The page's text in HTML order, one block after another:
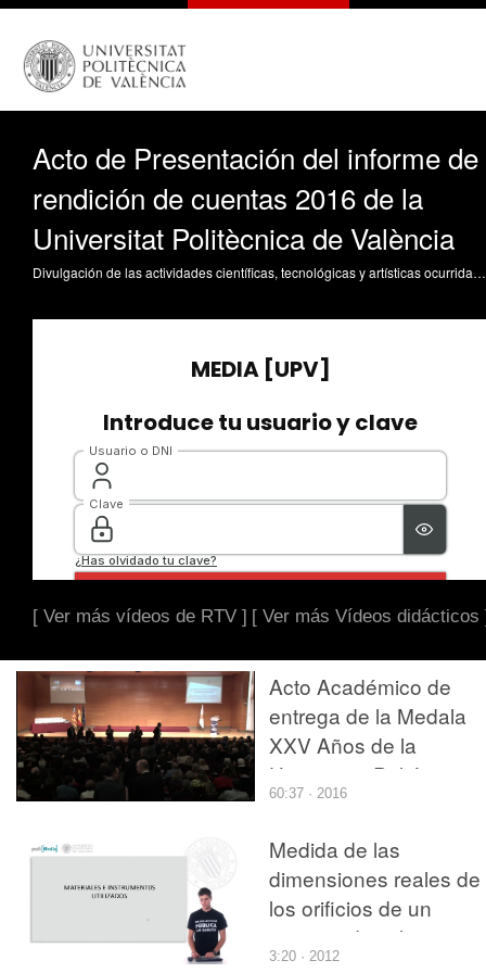
Acto de Presentación del informe de
rendición de cuentas 2016 de la
Universitat Politècnica de València
Divulgación de las actividades científicas, tecnológicas y artísticas ocurridas en los tres campus de la UPV
[ Ver más vídeos de RTV ] [ Ver más Vídeos didácticos
Acto Académico de
entrega de la Medala
XXV Años de la
Universitat Politècnica
València y de
personal jubilado
60:37 · 2016
Medida de las
dimensiones reales de
los orificios de un
inyector diesel tipo
\"common rail\","El
3:20 · 2012